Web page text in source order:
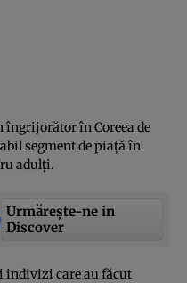
îngrijorător în Coreea de
segment de piaţă în
adulţi.
Urmărește-ne in
Discover
indivizi care au făcut